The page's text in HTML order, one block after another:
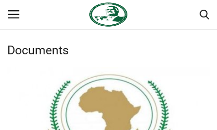
Login
Forum international Nasser
Documents